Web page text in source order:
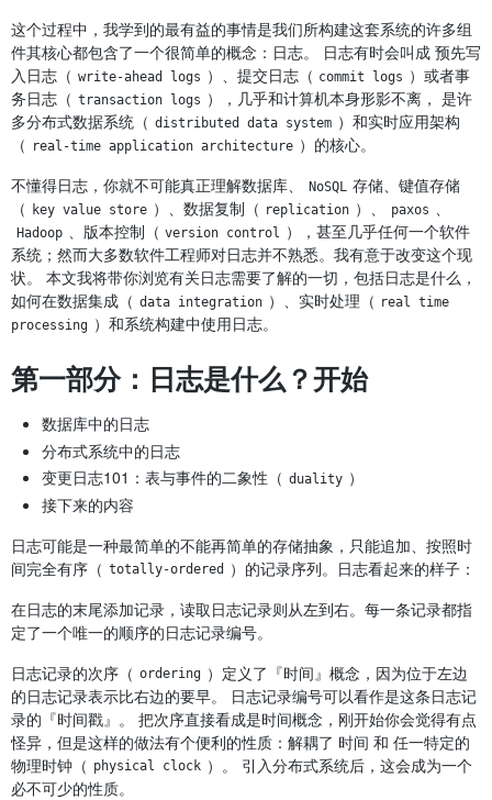
这个过程中，我学到的最有益的事情是我们所构建这套系统的许多组
件其核心都包含了一个很简单的概念：日志。 日志有时会叫成 预先写
入日志（ write-ahead logs ）、提交日志（ commit logs ）或者事
务日志（ transaction logs ），几乎和计算机本身形影不离， 是许
多分布式数据系统（ distributed data system ）和实时应用架构
（
real-time application architecture ）的核心。
不懂得日志，你就不可能真正理解数据库、
NoSQL 存储、键值存储
（
key value store ）、数据复制（ replication ）、 paxos 、
Hadoop 、版本控制（ version control ），甚至几乎任何一个软件
系统；然而大多数软件工程师对日志并不熟悉。我有意于改变这个现
状。 本文我将带你浏览有关日志需要了解的一切，包括日志是什么，
如何在数据集成（ data integration ）、实时处理（ real time
processing ）和系统构建中使用日志。
第一部分：日志是什么？开始
数据库中的日志
分布式系统中的日志
变更日志101：表与事件的二象性（ duality ）
接下来的内容
日志可能是一种最简单的不能再简单的存储抽象，只能追加、按照时
间完全有序（ totally-ordered
）的记录序列。日志看起来的样子：
在日志的末尾添加记录，读取日志记录则从左到右。每一条记录都指
定了一个唯一的顺序的日志记录编号。
日志记录的次序（ ordering ）定义了『时间』概念，因为位于左边
的日志记录表示比右边的要早。 日志记录编号可以看作是这条日志记
录的『时间戳』。 把次序直接看成是时间概念，刚开始你会觉得有点
怪异，但是这样的做法有个便利的性质：解耦了 时间 和 任一特定的
物理时钟（ physical clock ）。 引入分布式系统后，这会成为一个
必不可少的性质。